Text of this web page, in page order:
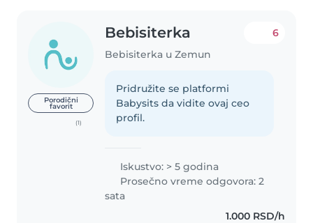
Porodični
favorit
(1)
Bebisiterka
Bebisiterka u Zemun
6
Pridružite se platformi
Babysits da vidite ovaj ceo
profil.
Iskustvo: > 5 godina
Prosečno vreme odgovora: 2
sata
1.000 RSD/h